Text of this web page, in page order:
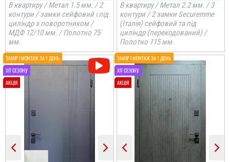
В квартиру / Метал 1.5 мм. / 2
контури / замки сейфовий і під
циліндр з поворотником /
МДФ 12/10 мм. / Полотно 75
мм.
В квартиру / Метал 2.2 мм. / 3
контури / 2 замки Securemme
(Італія) сейфовий та під
циліндр (перекодований) /
Полотно 115 мм.